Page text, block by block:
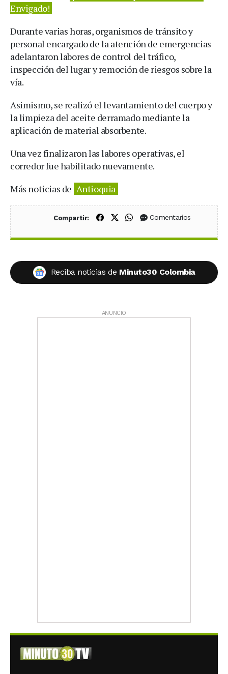
Envigado!
Durante varias horas, organismos de tránsito y
personal encargado de la atención de emergencias
adelantaron labores de control del tráfico,
inspección del lugar y remoción de riesgos sobre la
vía.
Asimismo, se realizó el levantamiento del cuerpo y
la limpieza del aceite derramado mediante la
aplicación de material absorbente.
Una vez finalizaron las labores operativas, el
corredor fue habilitado nuevamente.
Más noticias de Antioquia
Compartir: Compartir en Facebook
Compartir en X (Twitter)
Compartir en WhatsApp
Comentarios
Reciba noticias de Minuto30 Colombia
ANUNCIO